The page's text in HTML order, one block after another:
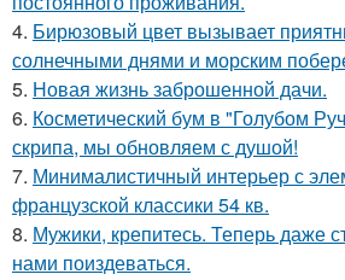
4. Бирюзовый цвет вызывает
солнечными днями и морским
5. Новая жизнь заброшенной дачи.
6. Косметический бум в "Голубом
скрипа, мы обновляем с душой!
7. Минималистичный интерьер с
французской классики 54 кв.
8. Мужики, крепитесь. Теперь даже
нами поиздеваться.